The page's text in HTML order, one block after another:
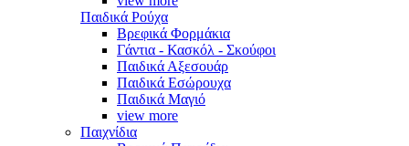
Παιδικά Ρούχα
Βρεφικά Φορμάκια
Γάντια - Κασκόλ - Σκούφοι
Παιδικά Αξεσουάρ
Παιδικά Εσώρουχα
Παιδικά Μαγιό
view more
Παιχνίδια